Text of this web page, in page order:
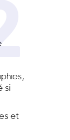
si
et